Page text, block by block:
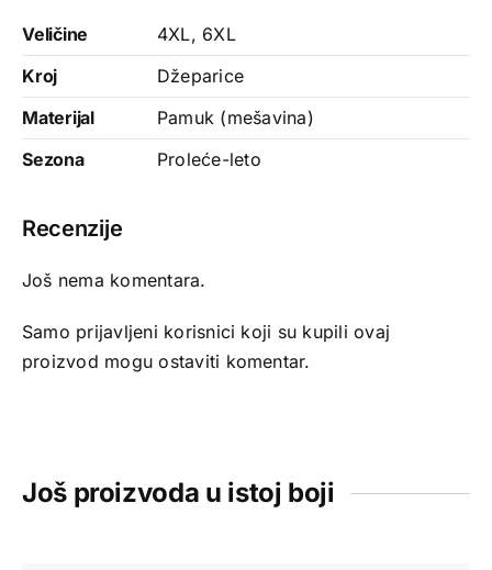
Veličine 4XL, 6XL
Kroj
Džeparice
Materijal
Pamuk (mešavina)
Sezona
Proleće-leto
Recenzije
Još nema komentara.
Samo prijavljeni korisnici koji su kupili ovaj
proizvod mogu ostaviti komentar.
Još proizvoda u istoj boji